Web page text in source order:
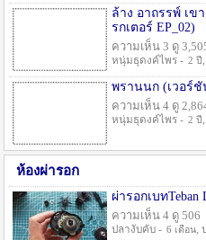
ล้าง อาถรรพ์ เข
รกเตอร์ EP_02)
ความเห็น 3 ดู
หนุ่มธุดงค์ไพร - 2 ปี
พรานนก (เวอร์ชั่
ความเห็น 4 ดู
หนุ่มธุดงค์ไพร - 2 ปี
ห้องผ่ารอก
ผ่ารอกเบทTeban
ความเห็น 4 ดู 506
ปลางับคับ - 6 เดือน,